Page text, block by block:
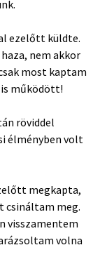
ezelőtt küldte.
nem akkor
most kaptam
is működött!
röviddel
élményben volt
megkapta,
csináltam meg.
visszamentem
volna